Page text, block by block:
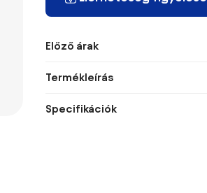
Előző árak
Termékleírás
Specifikációk